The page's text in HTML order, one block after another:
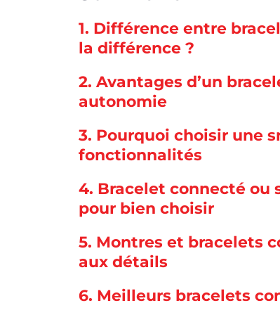
1. Différence entre
la différence ?
2. Avantages d’un
autonomie
3. Pourquoi choisir une
fonctionnalités
4. Bracelet connecté ou
pour bien choisir
5. Montres et bracelets
aux détails
6. Meilleurs bracelets